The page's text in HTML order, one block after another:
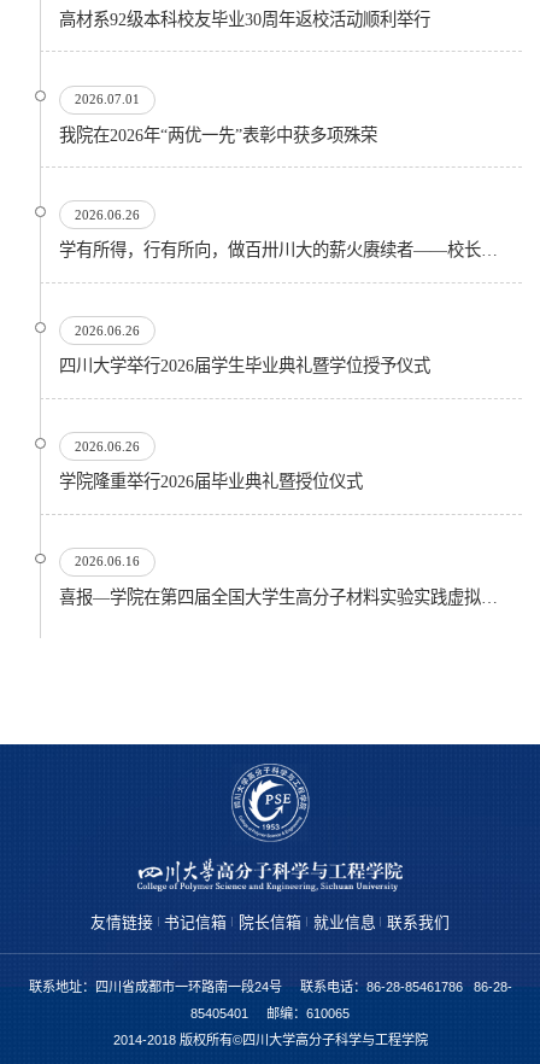
高材系92级本科校友毕业30周年返校活动顺利举行
2026.07.01
我院在2026年“两优一先”表彰中获多项殊荣
2026.06.26
学有所得，行有所向，做百卅川大的薪火赓续者——校长汪劲松在四川大学2026届学生毕业典礼上的...
2026.06.26
四川大学举行2026届学生毕业典礼暨学位授予仪式
2026.06.26
​学院隆重举行2026届毕业典礼暨授位仪式
2026.06.16
友情链接 书记信箱 院长信箱 就业信息 联系我们
联系地址：四川省成都市一环路南一段24号 联系电话：86-28-85461786 86-28-
85405401 邮编：610065
2014-2018 版权所有©四川大学高分子科学与工程学院